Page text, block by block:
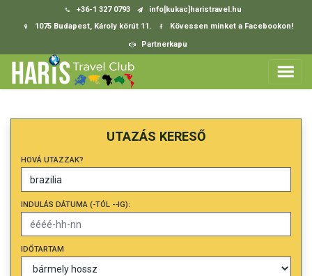
+36-1 327 0793
info[kukac]haristravel.hu
1075 Budapest, Károly körút 11.
Kövessen minket a Facebookon!
Partnerkapu
UTAZÁS KERESŐ
HOVÁ UTAZZAK?
INDULÁS DÁTUMA (-TÓL --IG):
IDŐTARTAM